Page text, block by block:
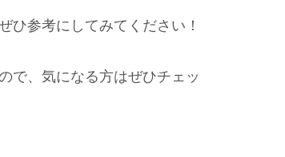
ひ参考にしてみてください！
で、気になる方はぜひチェッ